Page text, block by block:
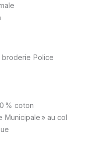
broderie Police
% coton
Municipale » au col